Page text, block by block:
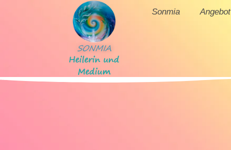
SONMIA
Heilerin und
Medium
Sonmia Angebot